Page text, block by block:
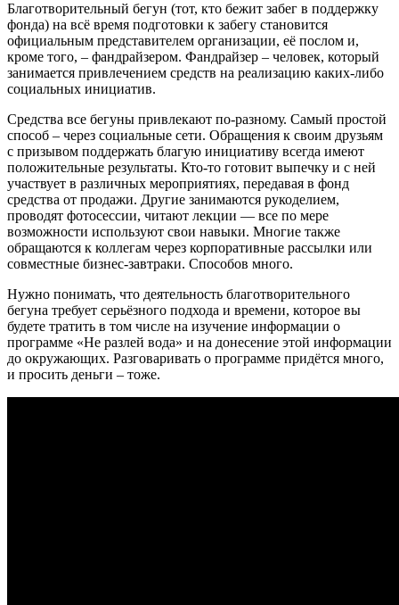
Благотворительный бегун (тот, кто бежит забег в поддержку
фонда) на всё время подготовки к забегу становится
официальным представителем организации, её послом и,
кроме того, – фандрайзером. Фандрайзер – человек, который
занимается привлечением средств на реализацию каких-либо
социальных инициатив.
Средства все бегуны привлекают по-разному. Самый простой
способ – через социальные сети. Обращения к своим друзьям
с призывом поддержать благую инициативу всегда имеют
положительные результаты. Кто-то готовит выпечку и с ней
участвует в различных мероприятиях, передавая в фонд
средства от продажи. Другие занимаются рукоделием,
проводят фотосессии, читают лекции — все по мере
возможности используют свои навыки. Многие также
обращаются к коллегам через корпоративные рассылки или
совместные бизнес-завтраки. Способов много.
Нужно понимать, что деятельность благотворительного
бегуна требует серьёзного подхода и времени, которое вы
будете тратить в том числе на изучение информации о
программе «Не разлей вода» и на донесение этой информации
до окружающих. Разговаривать о программе придётся много,
и просить деньги – тоже.